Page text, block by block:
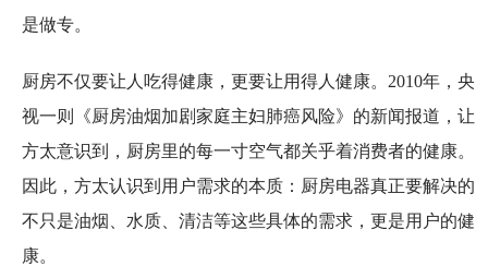
是做专。
厨房不仅要让人吃得健康，更要让用得人健康。2010年，央
视一则《厨房油烟加剧家庭主妇肺癌风险》的新闻报道，让
方太意识到，厨房里的每一寸空气都关乎着消费者的健康。
因此，方太认识到用户需求的本质：厨房电器真正要解决的
不只是油烟、水质、清洁等这些具体的需求，更是用户的健
康。